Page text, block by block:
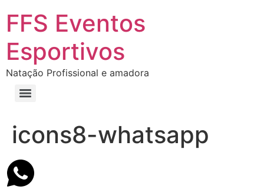
FFS Eventos
Esportivos
Natação Profissional e amadora
icons8-whatsapp